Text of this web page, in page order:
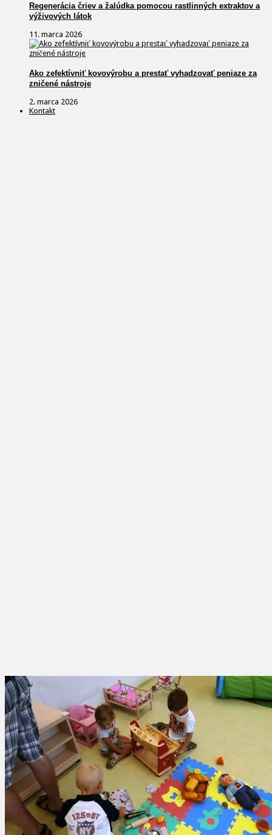
Regenerácia čriev a žalúdka pomocou rastlinných extraktov a
výživových látok
11. marca 2026
Ako zefektívniť kovovýrobu a prestať vyhadzovať peniaze za
zničené nástroje
2. marca 2026
Kontakt